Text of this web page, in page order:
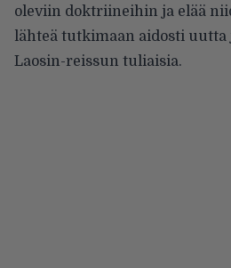
oleviin doktriineihin ja elää
lähteä tutkimaan aidosti uutta
Laosin-reissun tuliaisia.